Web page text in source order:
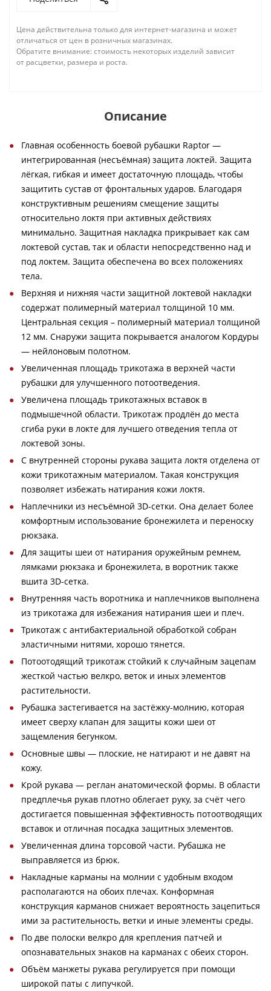
Цена действительна только для интернет-магазина и может
отличаться от цен в розничных магазинах.
Обратите внимание: стоимость некоторых изделий зависит
от расцветки, размера и роста.
Описание
Главная особенность боевой рубашки Raptor —
интегрированная (несъёмная) защита локтей. Защита
лёгкая, гибкая и имеет достаточную площадь, чтобы
защитить сустав от фронтальных ударов. Благодаря
конструктивным решениям смещение защиты
относительно локтя при активных действиях
минимально. Защитная накладка прикрывает как сам
локтевой сустав, так и области непосредственно над и
под локтем. Защита обеспечена во всех положениях
тела.
Верхняя и нижняя части защитной локтевой накладки
содержат полимерный материал толщиной 10 мм.
Центральная секция – полимерный материал толщиной
12 мм. Снаружи защита покрывается аналогом Кордуры
— нейлоновым полотном.
Увеличенная площадь трикотажа в верхней части
рубашки для улучшенного потоотведения.
Увеличена площадь трикотажных вставок в
подмышечной области. Трикотаж продлён до места
сгиба руки в локте для лучшего отведения тепла от
локтевой зоны.
С внутренней стороны рукава защита локтя отделена от
кожи трикотажным материалом. Такая конструкция
позволяет избежать натирания кожи локтя.
Наплечники из несъёмной 3D-сетки. Она делает более
комфортным использование бронежилета и переноску
рюкзака.
Для защиты шеи от натирания оружейным ремнем,
лямками рюкзака и бронежилета, в воротник также
вшита 3D-сетка.
Внутренняя часть воротника и наплечников выполнена
из трикотажа для избежания натирания шеи и плеч.
Трикотаж с антибактериальной обработкой собран
эластичными нитями, хорошо тянется.
Потоотодящий трикотаж стойкий к случайным зацепам
жесткой частью велкро, веток и иных элементов
растительности.
Рубашка застегивается на застёжку-молнию, которая
имеет сверху клапан для защиты кожи шеи от
защемления бегунком.
Основные швы — плоские, не натирают и не давят на
кожу.
Крой рукава — реглан анатомической формы. В области
предплечья рукав плотно облегает руку, за счёт чего
достигается повышенная эффективность потоотводящих
вставок и отличная посадка защитных элементов.
Увеличенная длина торсовой части. Рубашка не
выправляется из брюк.
Накладные карманы на молнии с удобным входом
располагаются на обоих плечах. Конформная
конструкция карманов снижает вероятность зацепиться
ими за растительность, ветки и иные элементы среды.
По две полоски велкро для крепления патчей и
опознавательных знаков на карманах с обеих сторон.
Объём манжеты рукава регулируется при помощи
широкой паты с липучкой.